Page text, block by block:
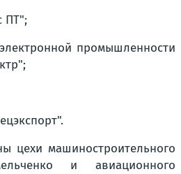
ПТ";
промышленности
цехи машиностроительного
и авиационного